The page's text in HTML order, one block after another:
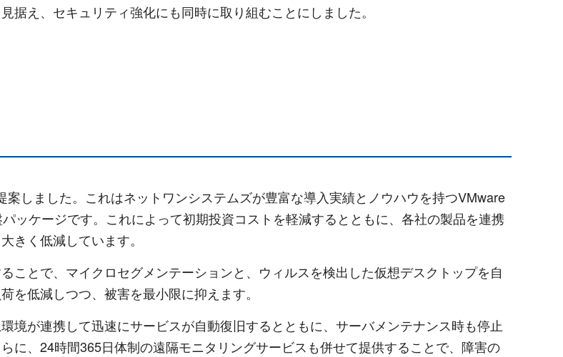
え、セキュリティ強化にも同時に取り組むことにしました。
しました。これはネットワンシステムズが豊富な導入実績とノウハウを持つVMware
ッケージです。これによって初期投資コストを軽減するとともに、各社の製品を連携
きく低減しています。
ことで、マイクロセグメンテーションと、ウィルスを検出した仮想デスクトップを自
を低減しつつ、被害を最小限に抑えます。
境が連携して迅速にサービスが自動復旧するとともに、サーバメンテナンス時も停止
に、24時間365日体制の遠隔モニタリングサービスも併せて提供することで、障害の